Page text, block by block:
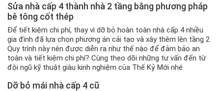
Sửa nhà cấp 4 thành nhà 2 tầng bằng phương pháp
bê tông cốt thép
Để tiết kiệm chi phí, thay vì dỡ bỏ hoàn toàn nhà cấp 4 nhiều
gia đình đã lựa chọn phương án cải tạo và xây thêm lên tầng 2.
Quy trình này nên được diễn ra như thế nào để đảm bảo an
toàn và tiết kiệm chi phí? Cùng theo dõi những tư vấn đến từ
đội ngũ kỹ thuật giàu kinh nghiệm của Thế Kỷ Mới nhé
Dỡ bỏ mái nhà cấp 4 cũ